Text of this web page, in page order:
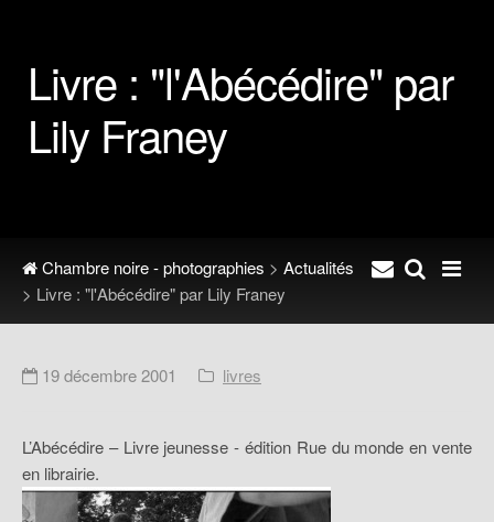
Livre : "l'Abécédire" par
Lily Franey
Chambre noire - photographies > Actualités
> Livre : "l'Abécédire" par Lily Franey
19 décembre 2001 livres
L’Abécédire – Livre jeunesse - édition Rue du monde en vente
en librairie.